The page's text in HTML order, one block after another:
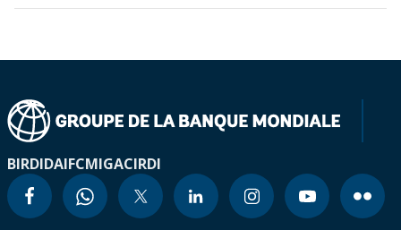
BIRDIDAIFCMIGACIRDI